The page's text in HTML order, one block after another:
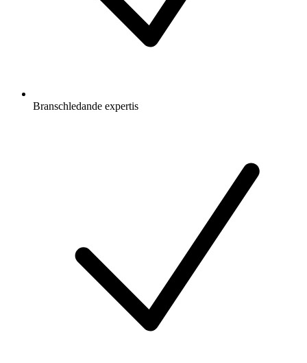
Branschledande expertis